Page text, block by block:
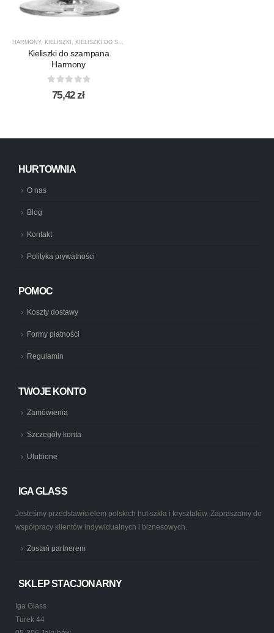
HARMONY, KIELISZKI , KIELISZKI DO SZAMPANA
Kieliszki do szampana
Harmony
out of 5
75,42zł
HURTOWNIA
O nas
Blog
Kontakt
Polityka prywatności
POMOC
Koszty dostawy
Formy płatności
Regulamin
TWOJE KONTO
Zamówienia
Szczegóły konta
Ulubione
IGA GLASS
Jesteśmy przedstawicielem polskich hut szkła i kryształów. Zapraszamy do
współpracy klientów indywidualnych i biznesowych.
Zostań partnerem
SKLEP STACJONARNY
Iga Glass
Turek 44